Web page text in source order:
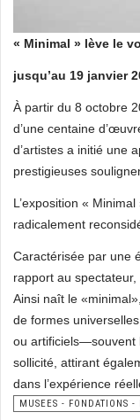
« Minimal » lève le
jusqu’au 19 janvier
À partir du 8 octobre
d’une centaine
d’artistes a initié une
prestigieuses
L’exposition «
radicalement
Caractérisée par une
rapport au
Ainsi naît le
de formes
ou artificiels—souvent
sollicité, attirant
dans l’expérience
MUSEES - FONDATIONS -